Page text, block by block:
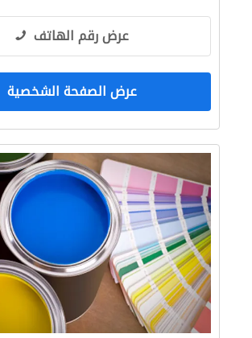
عرض رقم الهاتف
عرض الصفحة الشخصية